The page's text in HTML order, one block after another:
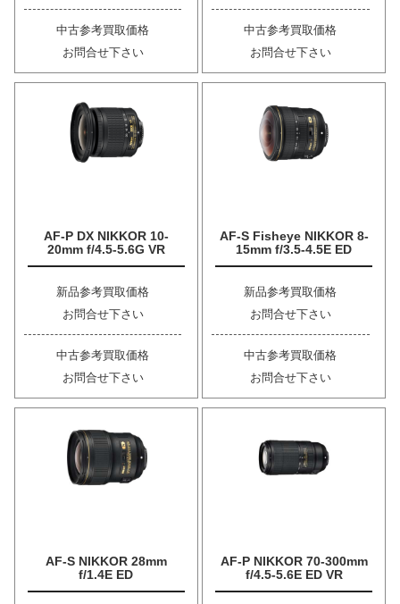
中古参考買取価格
お問合せ下さい
中古参考買取価格
お問合せ下さい
AF-P DX NIKKOR 10-
20mm f/4.5-5.6G VR
新品参考買取価格
お問合せ下さい
中古参考買取価格
お問合せ下さい
AF-S Fisheye NIKKOR 8-
15mm f/3.5-4.5E ED
新品参考買取価格
お問合せ下さい
中古参考買取価格
お問合せ下さい
AF-S NIKKOR 28mm
f/1.4E ED
AF-P NIKKOR 70-300mm
f/4.5-5.6E ED VR